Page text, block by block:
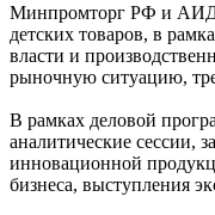
Минпромторг РФ и
детских товаров, в
власти и
рыночную ситуацию,
В рамках деловой
аналитические сессии,
инновационной
бизнеса, выступления